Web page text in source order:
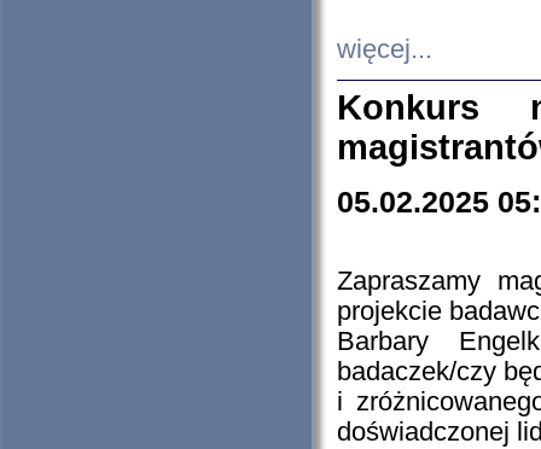
więcej...
Konkurs
05.02.2025
Zapraszamy
projekcie
Barbary
badaczek/czy
i
doświadczonej